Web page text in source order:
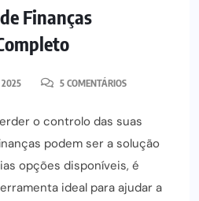
Finanças
2025 5 COMENTÁRIOS
o controlo das suas
podem ser a solução
opções disponíveis, é
ideal para ajudar a